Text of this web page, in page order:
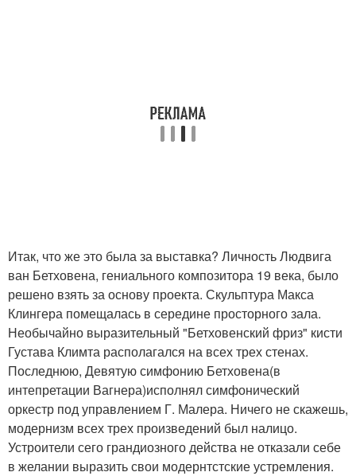
Итак, что же это была за выставка? Личность Людвига
ван Бетховена, гениального композитора 19 века, было
решено взять за основу проекта. Скульптура Макса
Клингера помещалась в середине просторного зала.
Необычайно выразительный "Бетховенский фриз" кисти
Густава Климта располагался на всех трех стенах.
Последнюю, Девятую симфонию Бетховена(в
интепретации Вагнера)исполнял симфонический
оркестр под управлением Г. Малера. Ничего не скажешь,
модернизм всех трех произведений был налицо.
Устроители сего грандиозного действа не отказали себе
в желании выразить свои модернтстские устремления.